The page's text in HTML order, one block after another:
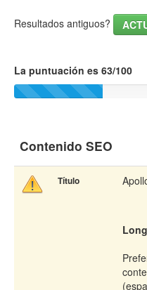
Resultados antiguos?
La puntuación es 63/100
Contenido SEO
Título